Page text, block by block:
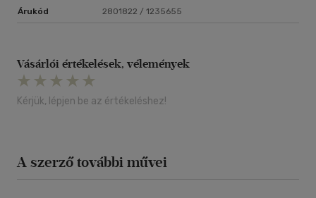
Árukód 2801822 / 1235655
Vásárlói értékelések, vélemények
Kérjük, lépjen be az értékeléshez!
A szerző további művei